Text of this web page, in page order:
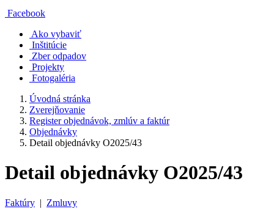
Facebook
Ako vybaviť
Inštitúcie
Zber odpadov
Projekty
Fotogaléria
Úvodná stránka
Zverejňovanie
Register objednávok, zmlúv a faktúr
Objednávky
Detail objednávky O2025/43
Detail objednávky O2025/43
Faktúry | Zmluvy